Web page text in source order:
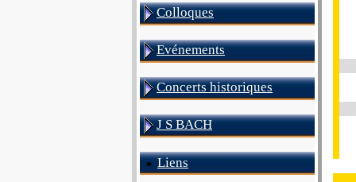
Colloques
Evénements
Concerts historiques
J S BACH
Liens